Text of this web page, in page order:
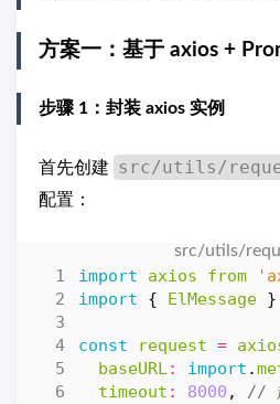
方案一：基于 axios +
步骤 1：封装 axios 实例
首先创建 src/utils/
配置：
import axios from
import
{ ElMessage }
const request =
baseURL: import .
timeout : 8000 ,